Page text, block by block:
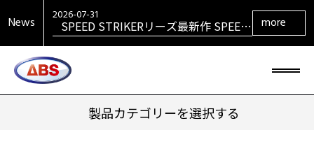
News STRIKER HYBRID発売！
2026-07-31
SIGMAシリーズ復活！ SIGMA TOUR
PEARL発売！
2026-07-29
大岡産業レディース ［THE OPEN] ト
ーナメント 2026 優勝！
2026-06-30
HONEY BADGERシリーズ最新作
HONEY BADGER DARKOUT発売！
more
製品カテゴリーを選択する